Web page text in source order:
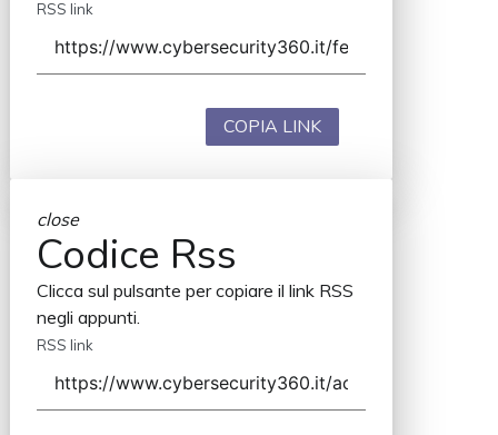
RSS link
COPIA LINK
close
Codice Rss
Clicca sul pulsante per copiare il link RSS
negli appunti.
RSS link